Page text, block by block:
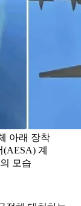
아래 장착
계
모습